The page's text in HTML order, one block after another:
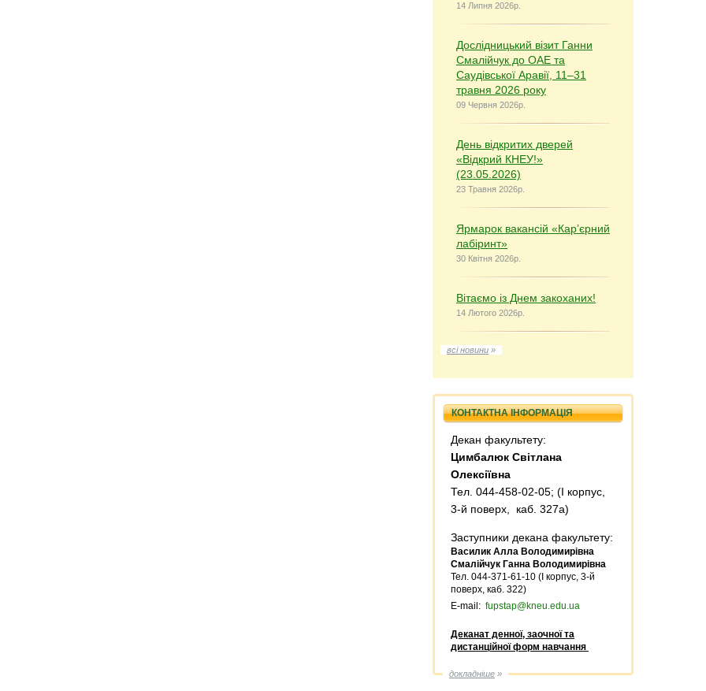
14 Липня 2026р.
Дослідницький візит Ганни
Смалійчук до ОАЕ та
Саудівської Аравії, 11–31
травня 2026 року
09 Червня 2026р.
День відкритих дверей
«Відкрий КНЕУ!»
(23.05.2026)
23 Травня 2026р.
Ярмарок вакансій «Кар’єрний
лабіринт»
30 Квітня 2026р.
Вітаємо із Днем закоханих!
14 Лютого 2026р.
всі новини »
КОНТАКТНА ІНФОРМАЦІЯ
Декан факультету:
Цимбалюк Світлана
Олексіївна
Тел. 044-458-02-05; (I корпус,
3-й поверх, каб. 327а)
Заступники декана факультету:
Василик Алла Володимирівна
Смалійчук Ганна Володимирівна
Тел. 044-371-61-10 (I корпус, 3-й
поверх, каб. 322)
E-mail: fupstap@kneu.edu.ua
Деканат денної, заочної та
дистанційної форм навчання
докладніше »